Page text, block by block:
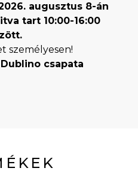
augusztus 8-án
tart 10:00-16:00
személyesen!
csapata